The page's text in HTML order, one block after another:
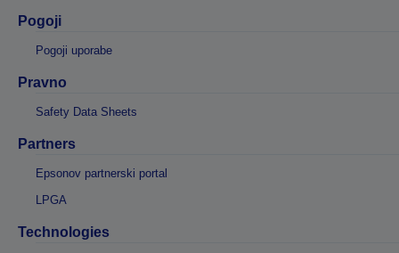
Pogoji
Pogoji uporabe
Pravno
Safety Data Sheets
Partners
Epsonov partnerski portal
LPGA
Technologies